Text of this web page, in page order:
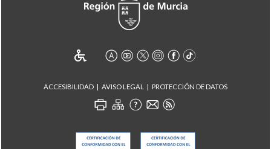
ACCESIBILIDAD AVISO LEGAL PROTECCIÓN DE DATOS